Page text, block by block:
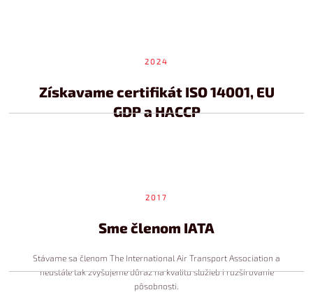
2024
Získavame certifikát ISO 14001, EU
GDP a HACCP
2017
Sme členom IATA
Stávame sa členom The International Air Transport Association a
neustále tak zvyšujeme dôraz na kvalitu služieb i rozširovanie
pôsobnosti.